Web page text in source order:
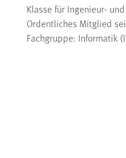
Klasse für Ingenieur-
Ordentliches Mitglied
Fachgruppe: Informatik